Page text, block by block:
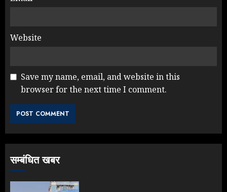
Website
Save my name, email, and website in this
browser for the next time I comment.
सम्बंधित खबर